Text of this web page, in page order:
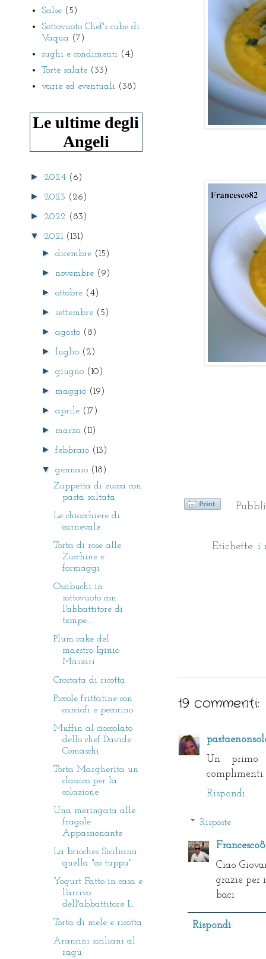
Etichette: i
19 commenti:
Un primo
complimenti.
Rispondi
Risposte
Ciao
grazie per
baci
Rispondi
Salse (5)
Sottovuoto Chef's cube di
Vaqua (7)
sughi e condimenti (4)
Torte salate (33)
varie ed eventuali (38)
Le ultime degli
Angeli
► 2024 (6)
► 2023 (26)
► 2022 (83)
▼ 2021 (131)
►dicembre (15)
► novembre (9)
►ottobre (4)
► settembre (5)
►agosto (8)
► luglio (2)
►giugno (10)
► maggio (19)
►aprile (17)
► marzo (11)
►febbraio (13)
▼gennaio (18)
Zuppetta di zucca con
pasta saltata
Le chiacchiere di
carnevale
Torta di rose alle
Zucchine e
formaggi
Ossibuchi in
sottovuoto con
l'abbattitore di
tempe...
Plum-cake del
maestro Iginio
Massari
Crostata di ricotta
Piccole frittatine con
carciofi e pecorino
Muffin al cioccolato
dello chef Davide
Comaschi
Torta Margherita un
classico per la
colazione
Una meringata alle
fragole
Appassionante
La brioches Siciliana
quella "co tuppu"
Yogurt Fatto in casa e
l'arrivo
dell'abbattitore L...
Torta di mele e ricotta
Arancini siciliani al
ragù